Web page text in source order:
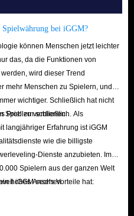
hochwertigen Service. IGGM ist
Dogma 2-Artikel zu kaufen!
hier eine
ob Sie die Artikel nicht mehr
unvorhergesehener Umstände
können Sie jederzeit vor Abschluss
können.
definitiv die führende
bei iGGM?
können Menschen jetzt leichter
das, da die Funktionen von
wird dieser Trend
mehr Menschen zu Spielern, und
wichtiger. Schließlich hat nicht
Spiel zu verdienen.
Problem schließlich. Als
langjähriger Erfahrung ist iGGM
wie die billigste
Dienste anzubieten. Im
Spielern aus der ganzen Welt
hohes Ansehen.
iGGM sechs Vorteile hat: